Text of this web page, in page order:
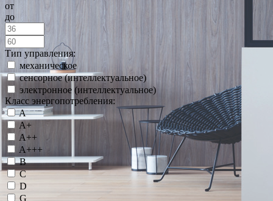
от
до
Тип управления:
механическое
сенсорное (интеллектуальное)
электронное (интеллектуальное)
Класс энергопотребления:
A
A+
A++
A+++
B
C
D
G